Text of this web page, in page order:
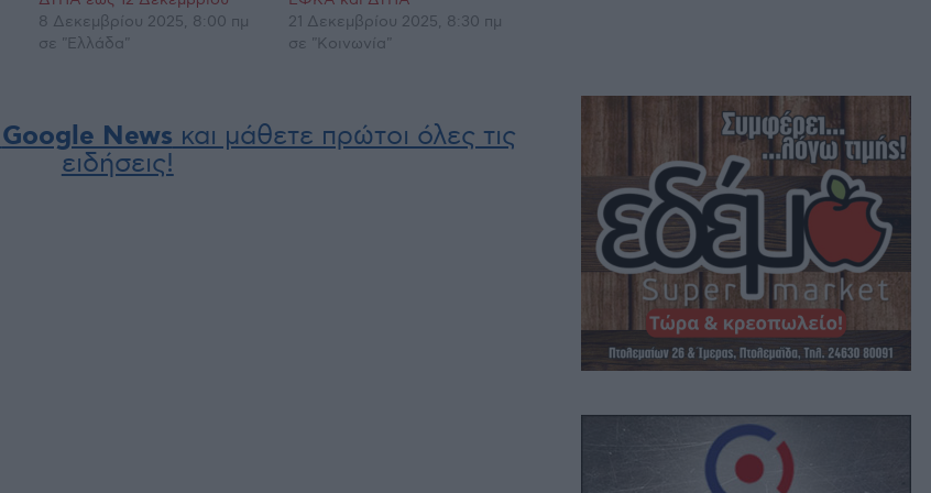
8 Δεκεμβρίου 2025, 8:00 πμ
σε "Ελλάδα"
21 Δεκεμβρίου 2025, 8:30 πμ
σε "Κοινωνία"
Google News και μάθετε πρώτοι όλες τις
ειδήσεις!